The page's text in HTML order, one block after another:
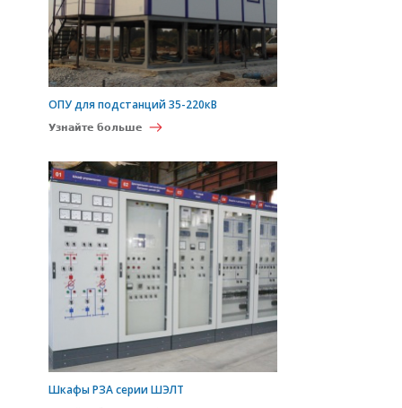
ОПУ для подстанций 35-220кВ
Узнайте больше
Шкафы РЗА серии ШЭЛТ